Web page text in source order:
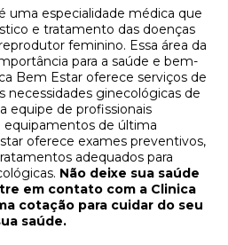
é uma especialidade médica que
e tratamento das doenças
feminino. Essa área da
para a saúde e bem-
Bem Estar oferece serviços de
necessidades ginecológicas de
equipe de profissionais
de última
oferece exames preventivos,
adequados para
Não deixe sua saúde
em contato com a Clinica
cotação para cuidar do seu
saúde.